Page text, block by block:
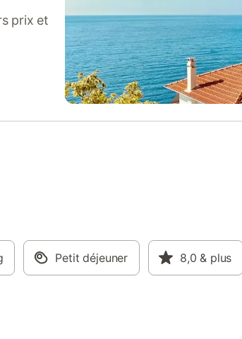
prix et
Petit déjeuner 8,0 & plus